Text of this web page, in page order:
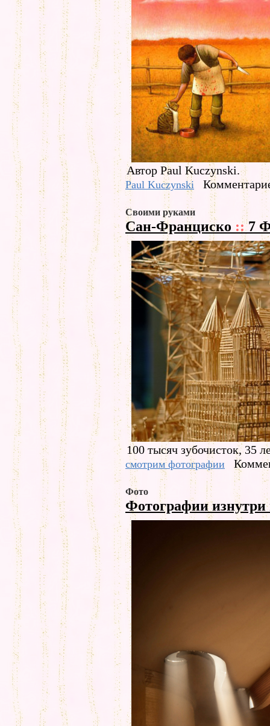
Автор Paul Kuczynski.
Paul Kuczynski
Своими руками
Сан-Франциско ::7
100 тысяч зубочисток, 35
смотрим фотографии
Фото
Фотографии